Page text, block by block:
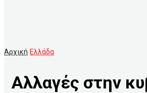
Αρχική Ελλάδα
Αλλαγές στην